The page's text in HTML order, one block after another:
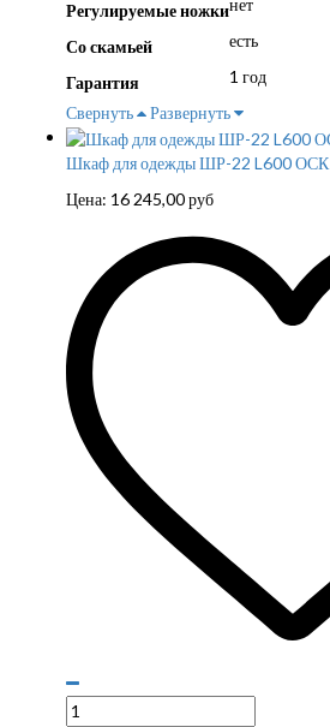
Регулируемые ножкинет
Со скамьей есть
Гарантия
1 год
Свернуть
Развернуть
Шкаф для одежды ШР-22 L600 ОСК
Цена: 16 245,00руб